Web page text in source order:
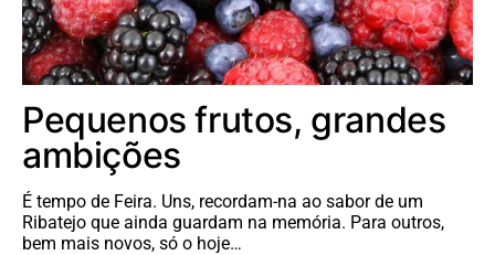
Pequenos frutos, grandes
ambições
É tempo de Feira. Uns, recordam-na ao sabor de um
Ribatejo que ainda guardam na memória. Para outros,
bem mais novos, só o hoje…